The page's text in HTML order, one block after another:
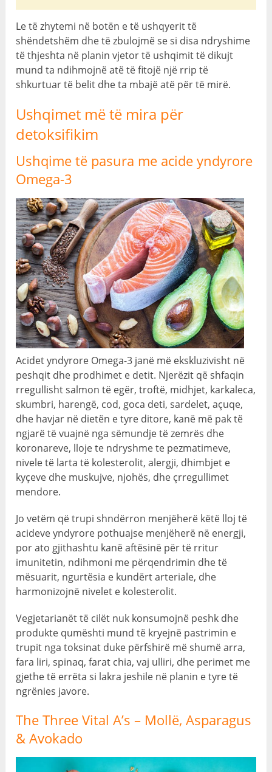
Le të zhytemi në botën e të ushqyerit të
shëndetshëm dhe të zbulojmë se si disa ndryshime
të thjeshta në planin vjetor të ushqimit të dikujt
mund ta ndihmojnë atë të fitojë një rrip të
shkurtuar të belit dhe ta mbajë atë për të mirë.
Ushqimet më të mira për
detoksifikim
Ushqime të pasura me acide yndyrore
Omega-3
Acidet yndyrore Omega-3 janë më ekskluzivisht në
peshqit dhe prodhimet e detit. Njerëzit që shfaqin
rregullisht salmon të egër, troftë, midhjet, karkaleca,
skumbri, harengë, cod, goca deti, sardelet, açuqe,
dhe havjar në dietën e tyre ditore, kanë më pak të
ngjarë të vuajnë nga sëmundje të zemrës dhe
koronareve, lloje te ndryshme te pezmatimeve,
nivele të larta të kolesterolit, alergji, dhimbjet e
kyçeve dhe muskujve, njohës, dhe çrregullimet
mendore.
Jo vetëm që trupi shndërron menjëherë këtë lloj të
acideve yndyrore pothuajse menjëherë në energji,
por ato gjithashtu kanë aftësinë për të rritur
imunitetin, ndihmoni me përqendrimin dhe të
mësuarit, ngurtësia e kundërt arteriale, dhe
harmonizojnë nivelet e kolesterolit.
Vegjetarianët të cilët nuk konsumojnë peshk dhe
produkte qumështi mund të kryejnë pastrimin e
trupit nga toksinat duke përfshirë më shumë arra,
fara liri, spinaq, farat chia, vaj ulliri, dhe perimet me
gjethe të errëta si lakra jeshile në planin e tyre të
ngrënies javore.
The Three Vital A’s – Mollë, Asparagus
& Avokado